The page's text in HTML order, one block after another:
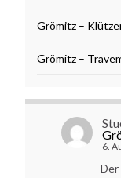
Grömitz –
Grömitz –
6.